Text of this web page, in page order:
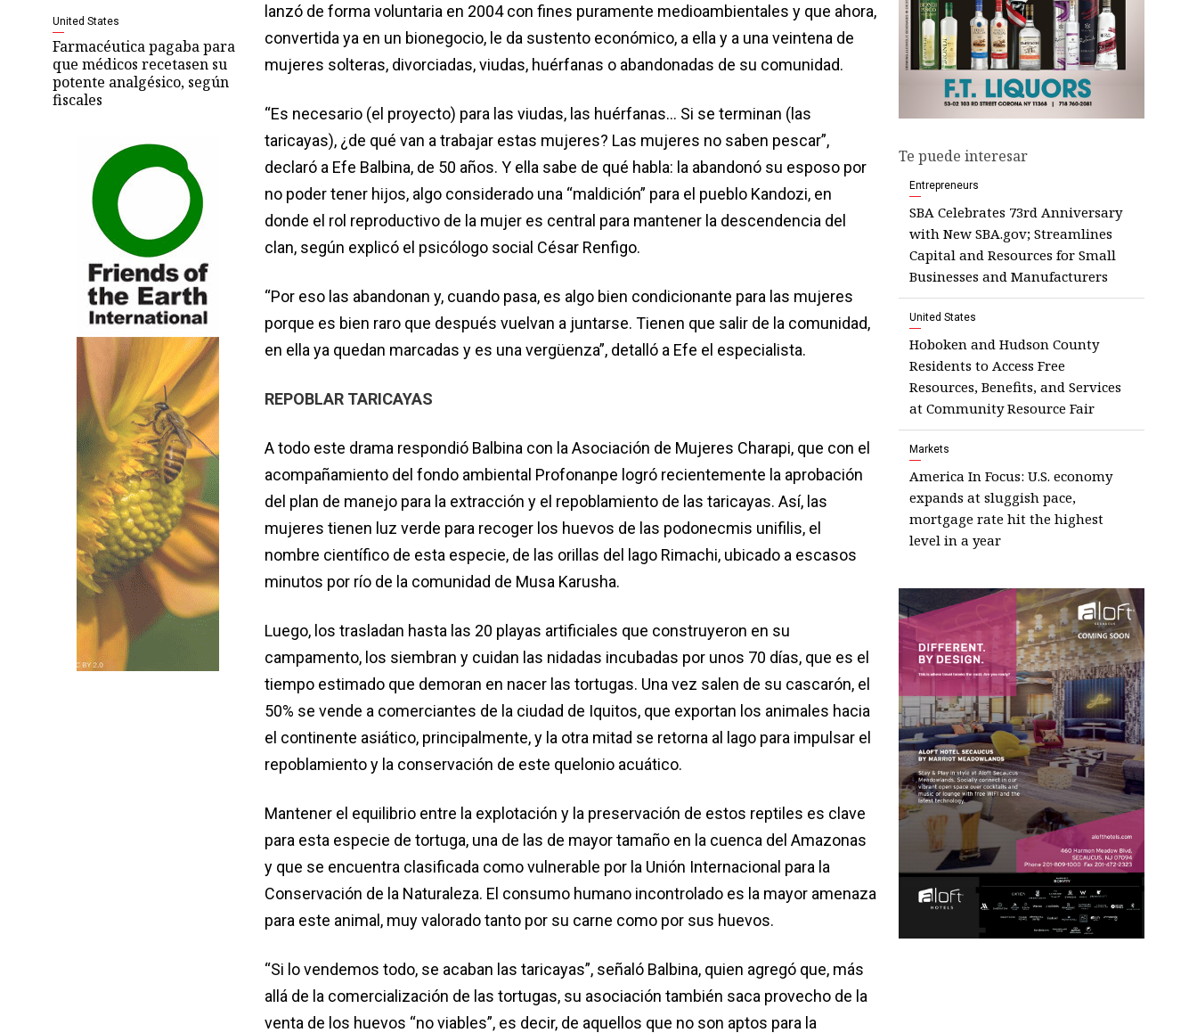
United States
Farmacéutica pagaba para
que médicos recetasen su
potente analgésico, según
fiscales
lanzó de forma voluntaria en 2004 con fines puramente medioambientales y que ahora,
convertida ya en un bionegocio, le da sustento económico, a ella y a una veintena de
mujeres solteras, divorciadas, viudas, huérfanas o abandonadas de su comunidad.
“Es necesario (el proyecto) para las viudas, las huérfanas… Si se terminan (las
taricayas), ¿de qué van a trabajar estas mujeres? Las mujeres no saben pescar”,
declaró a Efe Balbina, de 50 años. Y ella sabe de qué habla: la abandonó su esposo por
no poder tener hijos, algo considerado una “maldición” para el pueblo Kandozi, en
donde el rol reproductivo de la mujer es central para mantener la descendencia del
clan, según explicó el psicólogo social César Renfigo.
“Por eso las abandonan y, cuando pasa, es algo bien condicionante para las mujeres
porque es bien raro que después vuelvan a juntarse. Tienen que salir de la comunidad,
en ella ya quedan marcadas y es una vergüenza”, detalló a Efe el especialista.
REPOBLAR TARICAYAS
A todo este drama respondió Balbina con la Asociación de Mujeres Charapi, que con el
acompañamiento del fondo ambiental Profonanpe logró recientemente la aprobación
del plan de manejo para la extracción y el repoblamiento de las taricayas. Así, las
mujeres tienen luz verde para recoger los huevos de las podonecmis unifilis, el
nombre científico de esta especie, de las orillas del lago Rimachi, ubicado a escasos
minutos por río de la comunidad de Musa Karusha.
Luego, los trasladan hasta las 20 playas artificiales que construyeron en su
campamento, los siembran y cuidan las nidadas incubadas por unos 70 días, que es el
tiempo estimado que demoran en nacer las tortugas. Una vez salen de su cascarón, el
50% se vende a comerciantes de la ciudad de Iquitos, que exportan los animales hacia
el continente asiático, principalmente, y la otra mitad se retorna al lago para impulsar el
repoblamiento y la conservación de este quelonio acuático.
Mantener el equilibrio entre la explotación y la preservación de estos reptiles es clave
para esta especie de tortuga, una de las de mayor tamaño en la cuenca del Amazonas
y que se encuentra clasificada como vulnerable por la Unión Internacional para la
Conservación de la Naturaleza. El consumo humano incontrolado es la mayor amenaza
para este animal, muy valorado tanto por su carne como por sus huevos.
“Si lo vendemos todo, se acaban las taricayas”, señaló Balbina, quien agregó que, más
allá de la comercialización de las tortugas, su asociación también saca provecho de la
venta de los huevos “no viables”, es decir, de aquellos que no son aptos para la
Te puede interesar
Entrepreneurs
SBA Celebrates 73rd Anniversary
with New SBA.gov; Streamlines
Capital and Resources for Small
Businesses and Manufacturers
United States
Hoboken and Hudson County
Residents to Access Free
Resources, Benefits, and Services
at Community Resource Fair
Markets
America In Focus: U.S. economy
expands at sluggish pace,
mortgage rate hit the highest
level in a year